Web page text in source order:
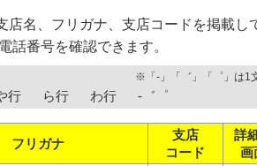
名、フリガナ、支店コードを掲載し
話番号を確認できます。
※「-」「゛」「゜」は1
行 ら行 わ行 -゛゜
フリガナ
支店
コード
詳
画